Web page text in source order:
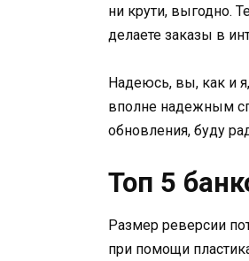
ни крути, выгодно.
делаете заказы в
Надеюсь, вы, как и
вполне надежным
обновления, буду
Топ 5
Размер реверсии
при помощи